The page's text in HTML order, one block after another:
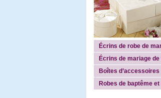
Écrins de robe de
Écrins de mariage
Boîtes d’accessoires
Robes de baptême